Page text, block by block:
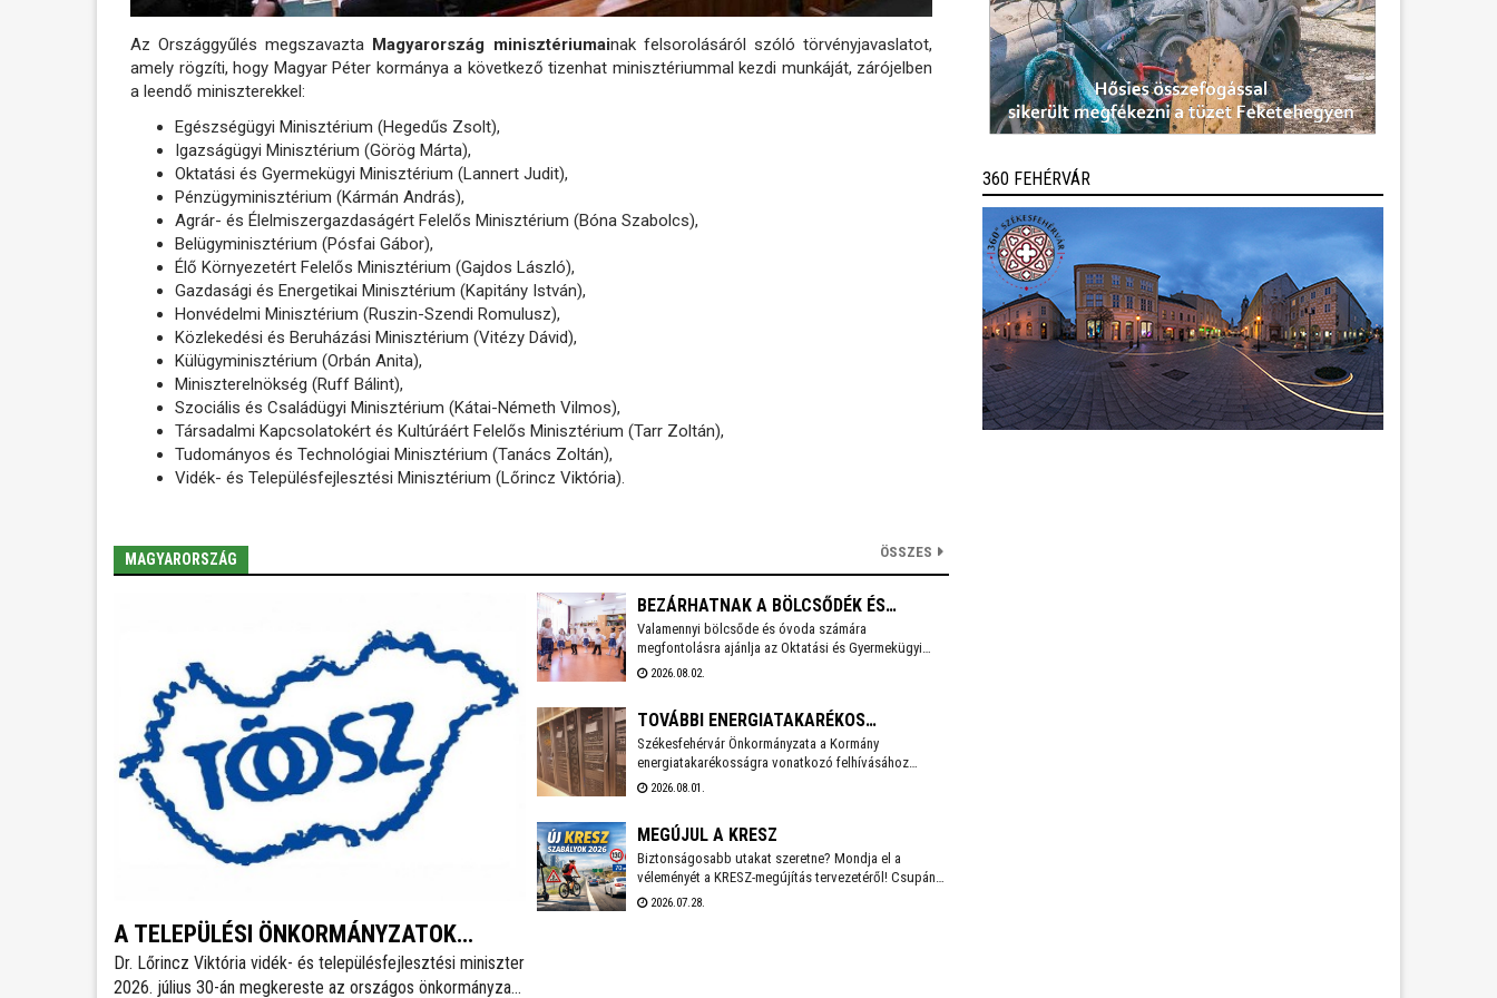
Az Országgyűlés megszavazta Magyarország minisztériumainak felsorolásáról szóló törvényjavaslatot,
amely rögzíti, hogy Magyar Péter kormánya a következő tizenhat minisztériummal kezdi munkáját, zárójelben
a leendő miniszterekkel:
Egészségügyi Minisztérium (Hegedűs Zsolt),
Igazságügyi Minisztérium (Görög Márta),
Oktatási és Gyermekügyi Minisztérium (Lannert Judit),
Pénzügyminisztérium (Kármán András),
Agrár- és Élelmiszergazdaságért Felelős Minisztérium (Bóna Szabolcs),
Belügyminisztérium (Pósfai Gábor),
Élő Környezetért Felelős Minisztérium (Gajdos László),
Gazdasági és Energetikai Minisztérium (Kapitány István),
Honvédelmi Minisztérium (Ruszin-Szendi Romulusz),
Közlekedési és Beruházási Minisztérium (Vitézy Dávid),
Külügyminisztérium (Orbán Anita),
Miniszterelnökség (Ruff Bálint),
Szociális és Családügyi Minisztérium (Kátai-Németh Vilmos),
Társadalmi Kapcsolatokért és Kultúráért Felelős Minisztérium (Tarr Zoltán),
Tudományos és Technológiai Minisztérium (Tanács Zoltán),
Vidék- és Településfejlesztési Minisztérium (Lőrincz Viktória).
MAGYARORSZÁG ÖSSZES
A TELEPÜLÉSI ÖNKORMÁNYZATOK
ORSZÁGOS SZÖVETSÉGÉNEK
Dr. Lőrincz Viktória vidék- és településfejlesztési miniszter
2026. július 30-án megkereste az országos önkormányzati
BEZÁRHATNAK A BÖLCSŐDÉK ÉS
ÓVODÁK
Valamennyi bölcsőde és óvoda számára
megfontolásra ajánlja az Oktatási és Gyermekügyi
Minisztérium a hőségriadó idejére a zárvatartás
szombaton.
2026.08.02.
TOVÁBBI ENERGIATAKARÉKOS
INTÉZKEDÉSEKET VEZET BE
SZÉKESFEHÉRVÁR
Székesfehérvár Önkormányzata a Kormány
energiatakarékosságra vonatkozó felhívásához
csatlakozva több intézkedést vezet be a
biztosítása mellett mérséklődjön az
energiafelhasználás, és a munkavállalók számára is
biztonságos munkakörnyezetet lehessen fenntartani.
2026.08.01.
MEGÚJUL A KRESZ
Biztonságosabb utakat szeretne? Mondja el a
véleményét a KRESZ-megújítás tervezetéről! Csupán
10-15 percet vesz igénybe a Közlekedési és
2026.07.28.
360 FEHÉRVÁR